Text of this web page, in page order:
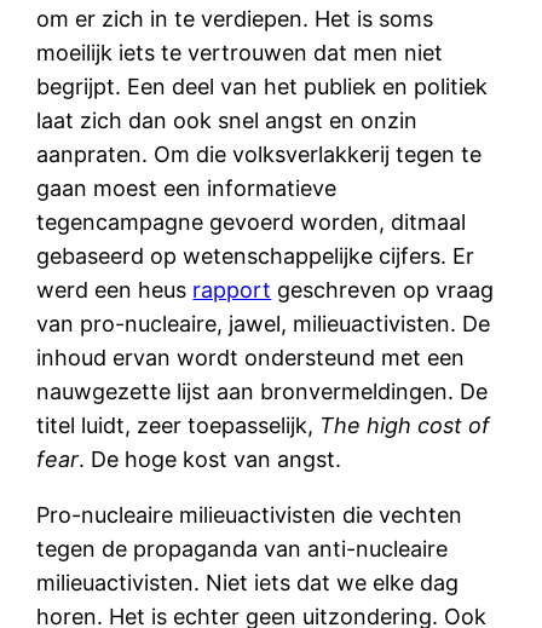
om er zich in te verdiepen. Het is soms
moeilijk iets te vertrouwen dat men niet
begrijpt. Een deel van het publiek en politiek
laat zich dan ook snel angst en onzin
aanpraten. Om die volksverlakkerij tegen te
gaan moest een informatieve
tegencampagne gevoerd worden, ditmaal
gebaseerd op wetenschappelijke cijfers. Er
werd een heus rapport geschreven op vraag
van pro-nucleaire, jawel, milieuactivisten. De
inhoud ervan wordt ondersteund met een
nauwgezette lijst aan bronvermeldingen. De
titel luidt, zeer toepasselijk, The high cost of
fear. De hoge kost van angst.
Pro-nucleaire milieuactivisten die vechten
tegen de propaganda van anti-nucleaire
milieuactivisten. Niet iets dat we elke dag
horen. Het is echter geen uitzondering. Ook